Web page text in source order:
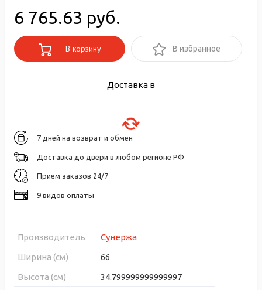
6 765.63 руб.
В корзину В избранное
Доставка в
7 дней на возврат и обмен
Доставка до двери в любом регионе РФ
Прием заказов 24/7
9 видов оплаты
Производитель
Сунержа
Ширина (см)
66
Высота (см)
34.799999999999997